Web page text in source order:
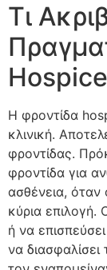
Τι
Η φροντίδα
κλινική.
φροντίδας.
φροντίδα για
ασθένεια, όταν
κύρια επιλογή.
ή να
να διασφαλίσει